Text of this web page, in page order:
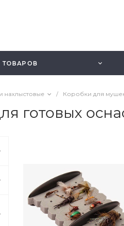
ТОВАРОВ
нахлыстовые / Коробки для
готовых